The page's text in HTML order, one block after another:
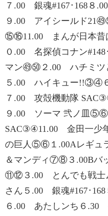
７.00 銀魂#167･168８
９.00 アイシールド21
⑮⑯11.00 まんが日本昔
０.00 名探偵コナン
マン㊾㊿２.00 ハチミツ
５.00 ハイキュー!!③④
７.00 攻殻機動隊
９.00 ソーマ 弐ノ皿
SAC③④11.00 金田一
の巨人⑤⑥１.00Aレギュ
＆マンディ⑦⑧３.00Bバ
⑪⑫３.00 とんでも戦
さん５.00 銀魂#167･
６.00 あたしンち６.30